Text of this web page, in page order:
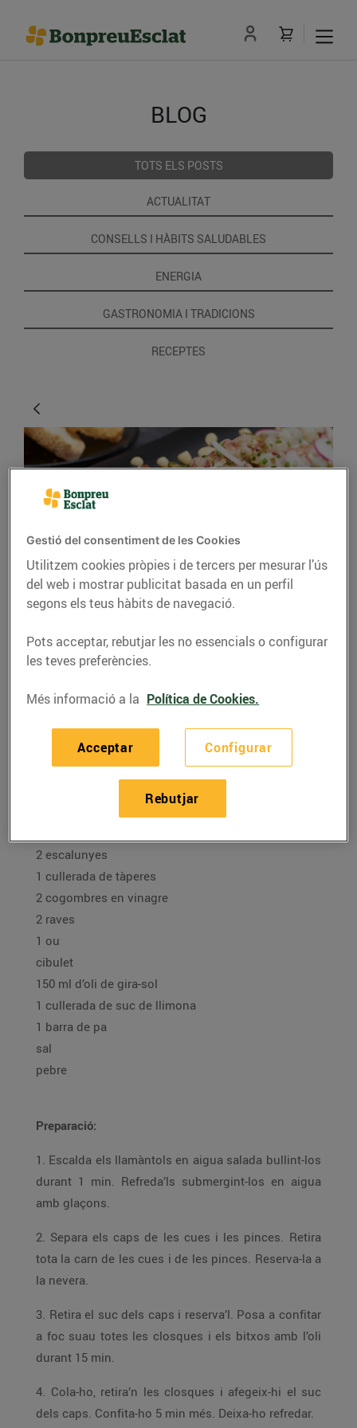
BLOG
TOTS ELS POSTS
ACTUALITAT
CONSELLS I HÀBITS SALUDABLES
ENERGIA
GASTRONOMIA I TRADICIONS
RECEPTES
RECEPTES
amb oli de bitxo i
escalunya amb el suc
dels caps
22/de desembre/2020
Ingredients per a 4 persones:
2 escalunyes
1 cullerada de tàperes
2 cogombres en vinagre
2 raves
1 ou
cibulet
150 ml d’oli de gira-sol
1 cullerada de suc de llimona
1 barra de pa
sal
pebre
Preparació:
1. Escalda els llamàntols en aigua salada bullint-los
durant 1 min. Refreda’ls submergint-los en aigua
amb glaçons.
2. Separa els caps de les cues i les pinces. Retira
tota la carn de les cues i de les pinces. Reserva-la a
la nevera.
3. Retira el suc dels caps i reserva’l. Posa a confitar
a foc suau totes les closques i els bitxos amb l’oli
durant 15 min.
4. Cola-ho, retira’n les closques i afegeix-hi el suc
dels caps. Confita-ho 5 min més. Deixa-ho refredar.
Gestió del consentiment de les Cookies
Utilitzem cookies pròpies i de tercers per mesurar l’ús
del web i mostrar publicitat basada en un perfil
segons els teus hàbits de navegació.
Pots acceptar, rebutjar les no essencials o configurar
les teves preferències.
Més informació a la Política de Cookies.
Configurar
Rebutjar
Acceptar